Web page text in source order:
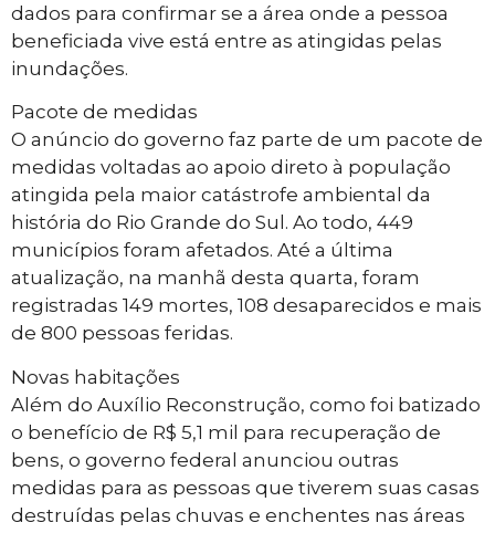
dados para confirmar se a área onde a pessoa
beneficiada vive está entre as atingidas pelas
inundações.
Pacote de medidas
O anúncio do governo faz parte de um pacote de
medidas voltadas ao apoio direto à população
atingida pela maior catástrofe ambiental da
história do Rio Grande do Sul. Ao todo, 449
municípios foram afetados. Até a última
atualização, na manhã desta quarta, foram
registradas 149 mortes, 108 desaparecidos e mais
de 800 pessoas feridas.
Novas habitações
Além do Auxílio Reconstrução, como foi batizado
o benefício de R$ 5,1 mil para recuperação de
bens, o governo federal anunciou outras
medidas para as pessoas que tiverem suas casas
destruídas pelas chuvas e enchentes nas áreas